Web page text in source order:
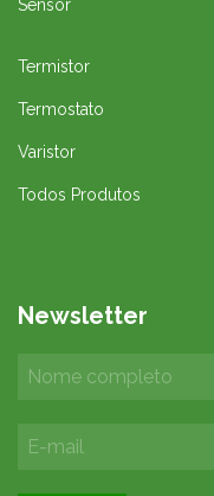
Sensor
Termistor
Termostato
Varistor
Todos Produtos
Newsletter